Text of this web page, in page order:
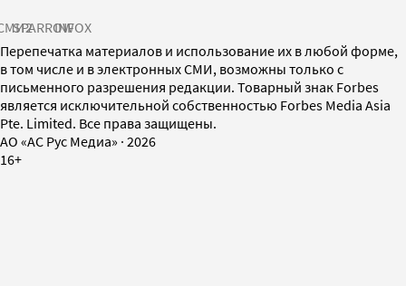
SPARROWINFOX
Перепечатка материалов и использование их в любой форме,
в том числе и в электронных СМИ, возможны только с
письменного разрешения редакции. Товарный знак Forbes
является исключительной собственностью Forbes Media Asia
Pte. Limited. Все права защищены.
AO «АС Рус Медиа» · 2026
16+